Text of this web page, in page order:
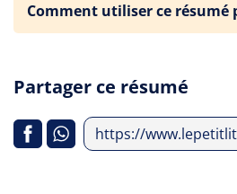
Comment utiliser ce résumé
Partager ce résumé
https://